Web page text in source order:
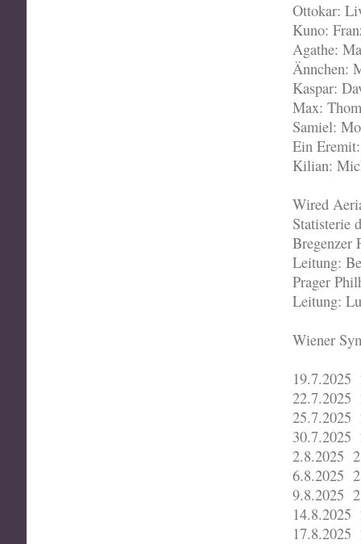
Ottokar:
Kuno:
Agathe:
Ännchen:
Kaspar:
Max:
Samiel:
Ein
Kilian:
Wired
Statisterie
Bregenzer
Leitung:
Prager
Leitung:
Wiener
19.7.2025
22.7.2025
25.7.2025
30.7.2025
2.8.2025
6.8.2025
9.8.2025
14.8.2025
17.8.2025